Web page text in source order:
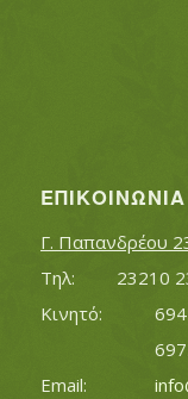
ΕΠΙΚΟΙΝΩΝΊΑ
Γ. Παπανδρέου
Τηλ: